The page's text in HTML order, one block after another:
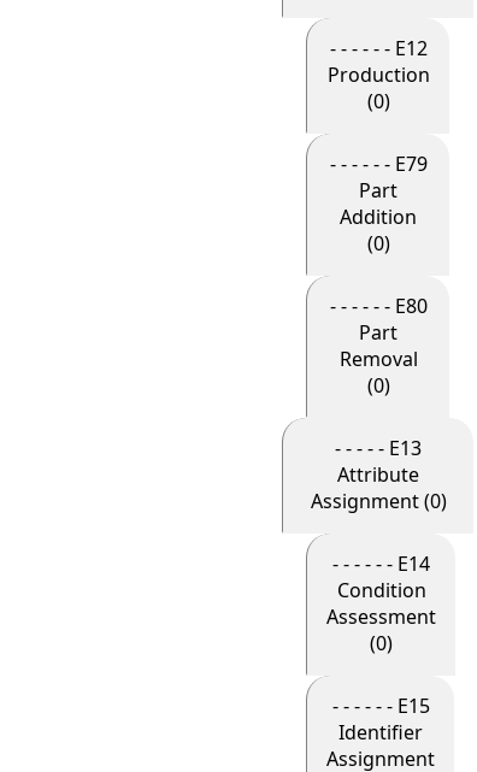
- - - - - - E12
Production
(0)
- - - - - - E79
Part
Addition
(0)
- - - - - - E80
Part
Removal
(0)
- - - - - E13
Attribute
Assignment (0)
- - - - - - E14
Condition
Assessment
(0)
- - - - - - E15
Identifier
Assignment